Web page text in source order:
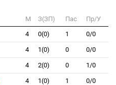
M З(ЗП) Пас
Пр/У
4 0(0) 1 0/0
4 1(0) 0 0/0
4 2(0) 0 1/0
4 1(0) 1 0/0